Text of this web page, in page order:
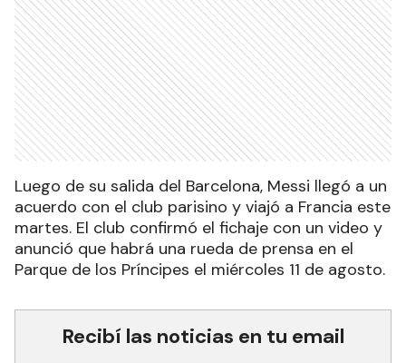
Luego de su salida del Barcelona, Messi llegó a un
acuerdo con el club parisino y viajó a Francia este
martes. El club confirmó el fichaje con un video y
anunció que habrá una rueda de prensa en el
Parque de los Príncipes el miércoles 11 de agosto.
Recibí las noticias en tu email